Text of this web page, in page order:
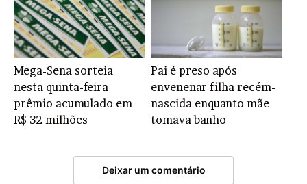
Mega-Sena sorteia
nesta quinta-feira
prêmio acumulado em
R$ 32 milhões
Pai é preso após
envenenar filha recém-
nascida enquanto mãe
tomava banho
Deixar um comentário